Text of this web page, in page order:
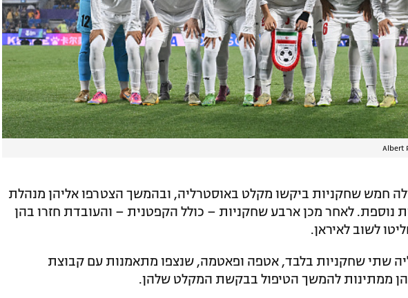
Albert
חמש שחקניות ביקשו מקלט באוסטרליה, ובהמשך הצטרפו אליהן מנהלת
נוספת. לאחר מכן ארבע שחקניות – כולל הקפטנית – והעובדת חזרו בהן
לשוב לאיראן.
שתי שחקניות בלבד, אטפה ופאטמה, שנצפו מתאמנות עם קבוצת
שהן ממתינות להמשך הטיפול בבקשת המקלט שלהן.